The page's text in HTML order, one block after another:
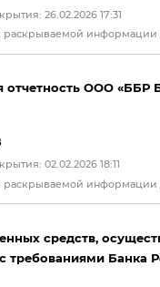
26.02.2026 17:31
раскрываемой информации
отчетность ООО «ББР
02.02.2026 18:11
раскрываемой информации
средств,
требованиями Банка